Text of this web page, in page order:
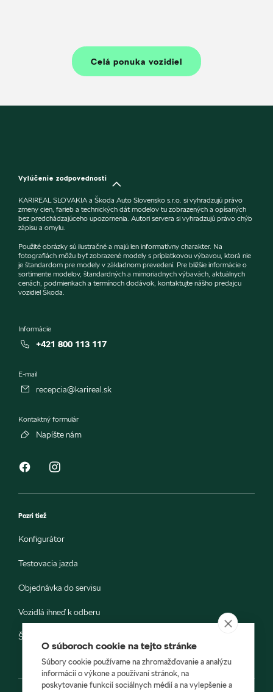
Celá ponuka vozidiel
Vylúčenie zodpovednosti
KARIREAL SLOVAKIA a Škoda Auto Slovensko s.r.o. si vyhradzujú právo
zmeny cien, farieb a technických dát modelov tu zobrazených a opísaných
bez predchádzajúceho upozornenia. Autori servera si vyhradzujú právo chýb
zápisu a omylu.
Použité obrázky sú ilustračné a majú len informatívny charakter. Na
fotografiách môžu byť zobrazené modely s príplatkovou výbavou, ktorá nie
je štandardom pre modely v základnom prevedení. Pre bližšie informácie o
sortimente modelov, štandardných a mimoriadnych výbavách, aktuálnych
cenách, podmienkach a termínoch dodávok, kontaktujte nášho predajcu
vozidiel Škoda.
Informácie
+421 800 113 117
E-mail
recepcia@karireal.sk
Kontaktný formulár
Napíšte nám
Pozri tiež
Konfigurátor
Testovacia jazda
Objednávka do servisu
Vozidlá ihneď k odberu
Škoda E-shop
O súboroch cookie na tejto stránke
Súbory cookie používame na zhromažďovanie a analýzu
informácií o výkone a používaní stránok, na
poskytovanie funkcií sociálnych médií a na vylepšenie a